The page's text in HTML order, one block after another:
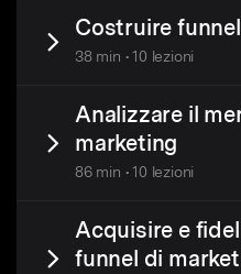
Costruire
38 min • 10 lezioni
Analizzare il
marketing
86 min • 10 lezioni
Acquisire e
funnel di